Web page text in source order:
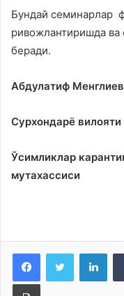
Бундай семинарлар
ривожлантиришда ва
беради.
Абдулатиф Менглиев
Сурхондарё вилояти
Ўсимликлар
мутахассиси
Print